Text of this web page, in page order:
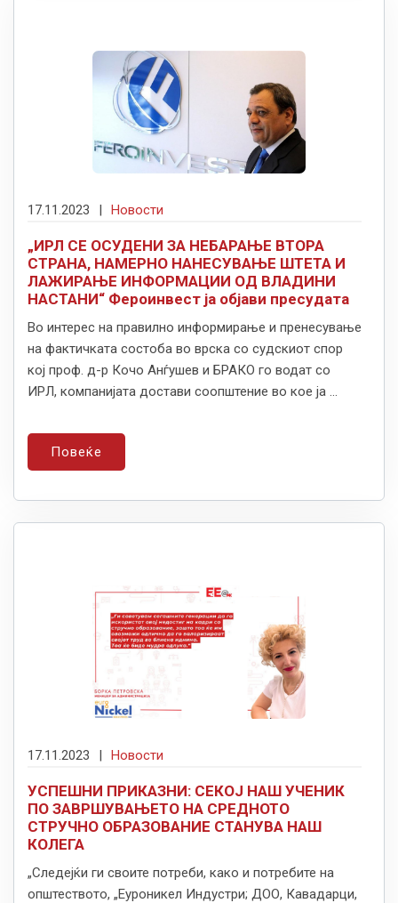
17.11.2023 | Новости
„ИРЛ СЕ ОСУДЕНИ ЗА НЕБАРАЊЕ ВТОРА
СТРАНА, НАМЕРНО НАНЕСУВАЊЕ ШТЕТА И
ЛАЖИРАЊЕ ИНФОРМАЦИИ ОД ВЛАДИНИ
НАСТАНИ“ Фероинвест ја објави пресудата
Во интерес на правилно информирање и пренесување
на фактичката состоба во врска со судскиот спор
кој проф. д-р Кочо Анѓушев и БРАКО го водат со
ИРЛ, компанијата достави соопштение во кое ја ...
Повеќе
17.11.2023 | Новости
УСПЕШНИ ПРИКАЗНИ: СЕКОЈ НАШ УЧЕНИК
ПО ЗАВРШУВАЊЕТО НА СРЕДНОТО
СТРУЧНО ОБРАЗОВАНИЕ СТАНУВА НАШ
КОЛЕГА
„Следејќи ги своите потреби, како и потребите на
општеството, „Еуроникел Индустри; ДОО, Кавадарци,